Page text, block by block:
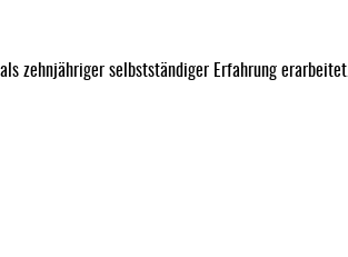
zehnjähriger selbstständiger Erfahrung erarbeitet.